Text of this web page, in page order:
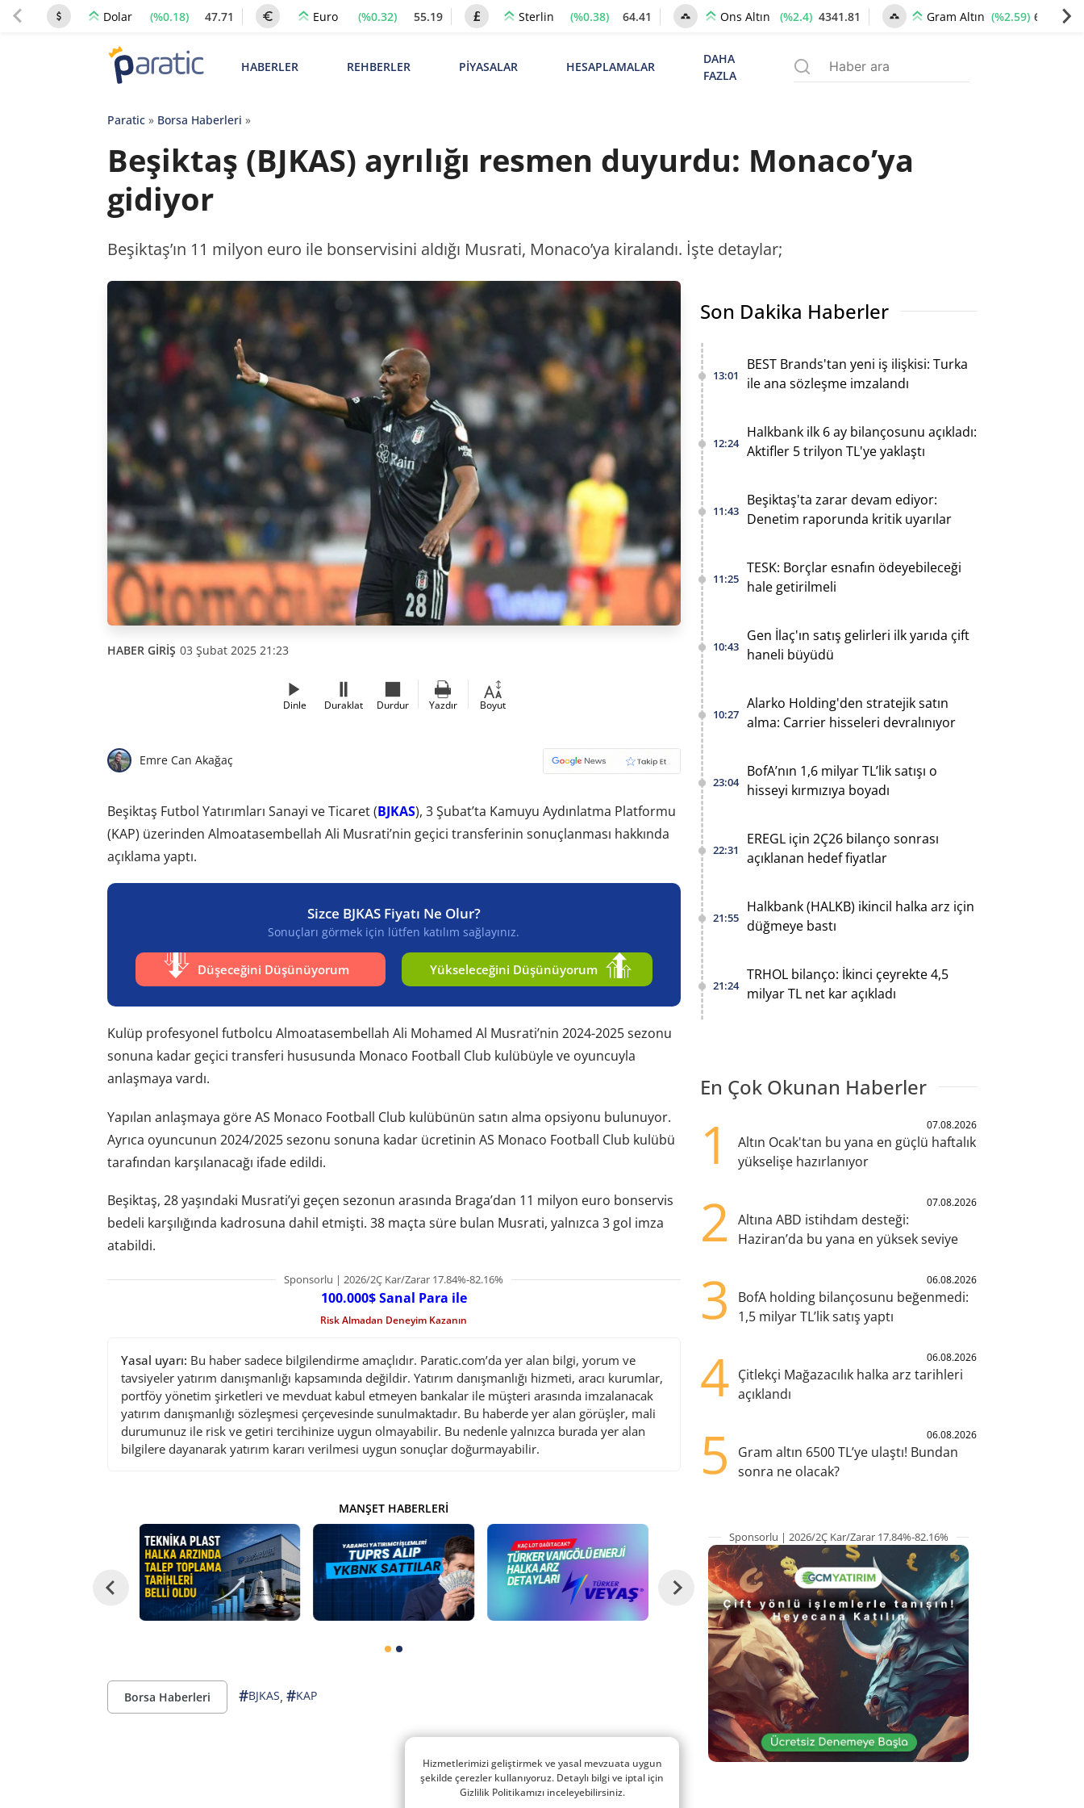
Dolar (%0.18) 47.71 Euro (%0.32) 55.19 Sterlin (%0.38) 64.41 Ons Altın (%2.4) 4341.81 Gram Altın (%2.59) 6660.55
HABERLER REHBERLER PİYASALAR HESAPLAMALAR
DAHA
FAZLA
Paratic» Borsa Haberleri »
Beşiktaş (BJKAS) ayrılığı resmen duyurdu: Monaco’ya
gidiyor
Beşiktaş’ın 11 milyon euro ile bonservisini aldığı Musrati, Monaco’ya kiralandı. İşte detaylar;
HABER GİRİŞ 03 Şubat 2025 21:23
Dinle Duraklat Durdur Yazdır Boyut
Emre Can Akağaç
Beşiktaş Futbol Yatırımları Sanayi ve Ticaret (BJKAS), 3 Şubat’ta Kamuyu Aydınlatma Platformu
(KAP) üzerinden Almoatasembellah Ali Musrati’nin geçici transferinin sonuçlanması hakkında
açıklama yaptı.
Sizce BJKAS Fiyatı Ne Olur?
Sonuçları görmek için lütfen katılım sağlayınız.
Düşeceğini Düşünüyorum Yükseleceğini Düşünüyorum
Kulüp profesyonel futbolcu Almoatasembellah Ali Mohamed Al Musrati’nin 2024-2025 sezonu
sonuna kadar geçici transferi hususunda Monaco Football Club kulübüyle ve oyuncuyla
anlaşmaya vardı.
Yapılan anlaşmaya göre AS Monaco Football Club kulübünün satın alma opsiyonu bulunuyor.
Ayrıca oyuncunun 2024/2025 sezonu sonuna kadar ücretinin AS Monaco Football Club kulübü
tarafından karşılanacağı ifade edildi.
Beşiktaş, 28 yaşındaki Musrati’yi geçen sezonun arasında Braga’dan 11 milyon euro bonservis
bedeli karşılığında kadrosuna dahil etmişti. 38 maçta süre bulan Musrati, yalnızca 3 gol imza
atabildi.
Sponsorlu | 2026/2Ç Kar/Zarar 17.84%-82.16%
100.000$ Sanal Para ile
Risk Almadan Deneyim Kazanın
Yasal uyarı: Bu haber sadece bilgilendirme amaçlıdır. Paratic.com’da yer alan bilgi, yorum ve
tavsiyeler yatırım danışmanlığı kapsamında değildir. Yatırım danışmanlığı hizmeti, aracı kurumlar,
portföy yönetim şirketleri ve mevduat kabul etmeyen bankalar ile müşteri arasında imzalanacak
yatırım danışmanlığı sözleşmesi çerçevesinde sunulmaktadır. Bu haberde yer alan görüşler, mali
durumunuz ile risk ve getiri tercihinize uygun olmayabilir. Bu nedenle yalnızca burada yer alan
bilgilere dayanarak yatırım kararı verilmesi uygun sonuçlar doğurmayabilir.
MANŞET HABERLERI
Borsa Haberleri #BJKAS, #KAP
Son Dakika Haberler
13:01
BEST Brands'tan yeni iş ilişkisi: Turka
ile ana sözleşme imzalandı
12:24
Halkbank ilk 6 ay bilançosunu açıkladı:
Aktifler 5 trilyon TL'ye yaklaştı
11:43
Beşiktaş'ta zarar devam ediyor:
Denetim raporunda kritik uyarılar
11:25
TESK: Borçlar esnafın ödeyebileceği
hale getirilmeli
10:43
Gen İlaç'ın satış gelirleri ilk yarıda çift
haneli büyüdü
10:27
Alarko Holding'den stratejik satın
alma: Carrier hisseleri devralınıyor
23:04
BofA’nın 1,6 milyar TL’lik satışı o
hisseyi kırmızıya boyadı
22:31
EREGL için 2Ç26 bilanço sonrası
açıklanan hedef fiyatlar
21:55
Halkbank (HALKB) ikincil halka arz için
düğmeye bastı
21:24
TRHOL bilanço: İkinci çeyrekte 4,5
milyar TL net kar açıkladı
En Çok Okunan Haberler
1 07.08.2026
Altın Ocak'tan bu yana en güçlü haftalık
yükselişe hazırlanıyor
2 07.08.2026
Altına ABD istihdam desteği:
Haziran’da bu yana en yüksek seviye
3 06.08.2026
BofA holding bilançosunu beğenmedi:
1,5 milyar TL’lik satış yaptı
4 06.08.2026
Çitlekçi Mağazacılık halka arz tarihleri
açıklandı
5 06.08.2026
Gram altın 6500 TL’ye ulaştı! Bundan
sonra ne olacak?
Sponsorlu | 2026/2Ç Kar/Zarar 17.84%-82.16%
Hizmetlerimizi geliştirmek ve yasal mevzuata uygun
şekilde çerezler kullanıyoruz. Detaylı bilgi ve iptal için
Gizlilik Politikamızı inceleyebilirsiniz.